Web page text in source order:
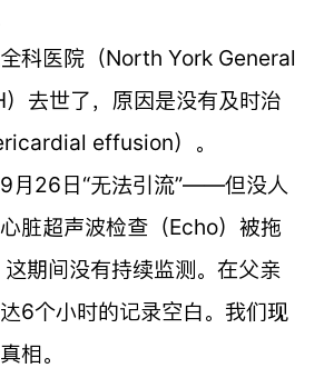
科医院（North York General
去世了，原因是没有及时治
effusion）。
月26日“无法引流”——但没人
脏超声波检查（Echo）被拖
期间没有持续监测。在父亲
6个小时的记录空白。我们现
相。